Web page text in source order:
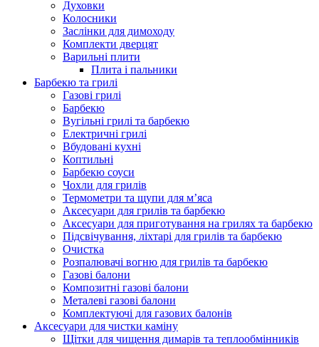
Духовки
Колосники
Заслінки для димоходу
Комплекти дверцят
Варильні плити
Плита і пальники
Барбекю та грилі
Газові грилі
Барбекю
Вугільні грилі та барбекю
Електричні грилі
Вбудовані кухні
Коптильні
Барбекю соуси
Чохли для грилів
Термометри та щупи для м’яса
Аксесуари для грилів та барбекю
Аксесуари для приготування на грилях та барбекю
Підсвічування, ліхтарі для грилів та барбекю
Очистка
Розпалювачі вогню для грилів та барбекю
Газові балони
Композитні газові балони
Металеві газові балони
Комплектуючі для газових балонів
Аксесуари для чистки каміну
Щітки для чищення димарів та теплообмінників